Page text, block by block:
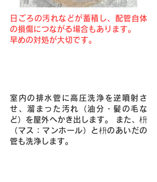
日ごろの汚れなどが蓄積し、配管自体
の損傷につながる場合もあります。
早めの対処が大切です。
室内の排水管に高圧洗浄を逆噴射さ
せ、溜まった汚れ（油分・髪の毛な
ど）を屋外へかき出します。 また、枡
（マス：マンホール）と枡のあいだの
管も洗浄します。